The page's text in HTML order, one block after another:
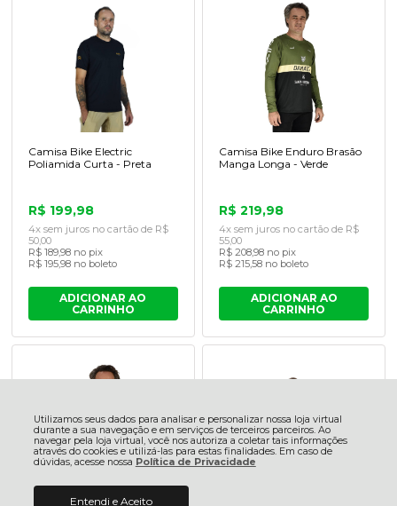
Utilizamos seus dados para analisar e personalizar nossa loja virtual
durante a sua navegação e em serviços de terceiros parceiros. Ao
navegar pela loja virtual, você nos autoriza a coletar tais informações
através do cookies e utilizá-las para estas finalidades. Em caso de
dúvidas, acesse nossa Política de Privacidade
Entendi e Aceito
Camisa Bike Electric
Poliamida Curta - Preta
R$ 199,98
4x sem juros no cartão de R$
50,00
R$ 189,98 no pix
R$ 195,98 no boleto
ADICIONAR AO
CARRINHO
Camisa Bike Enduro Brasão
Manga Longa - Verde
R$ 219,98
4x sem juros no cartão de R$
55,00
R$ 208,98 no pix
R$ 215,58 no boleto
ADICIONAR AO
CARRINHO